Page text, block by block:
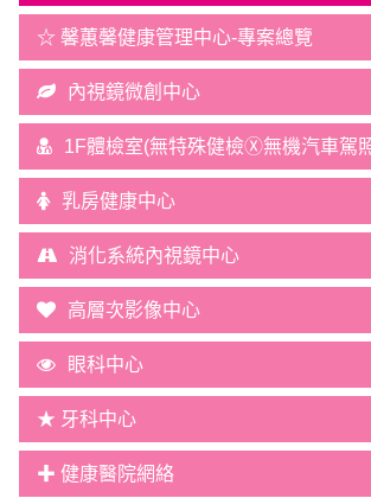
☆ 馨蕙馨健康管理中心-專案總覽
內視鏡微創中心
1F體檢室(無特殊健檢Ⓧ無機汽車駕
乳房健康中心
消化系統內視鏡中心
高層次影像中心
眼科中心
★ 牙科中心
✚ 健康醫院網絡